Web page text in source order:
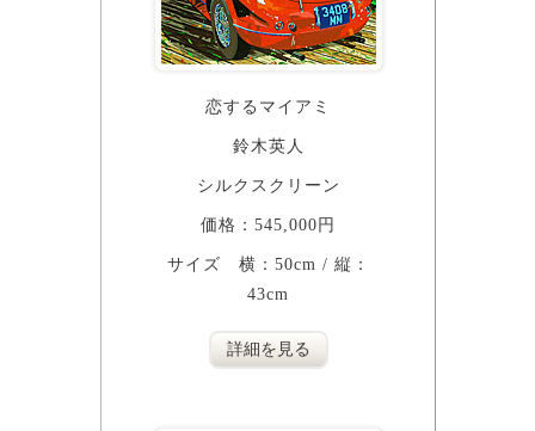
恋するマイアミ
鈴木英人
シルクスクリーン
価格：545,000円
サイズ 横：50cm / 縦：
43cm
詳細を見る